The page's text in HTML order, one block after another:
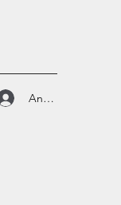
Anmelden